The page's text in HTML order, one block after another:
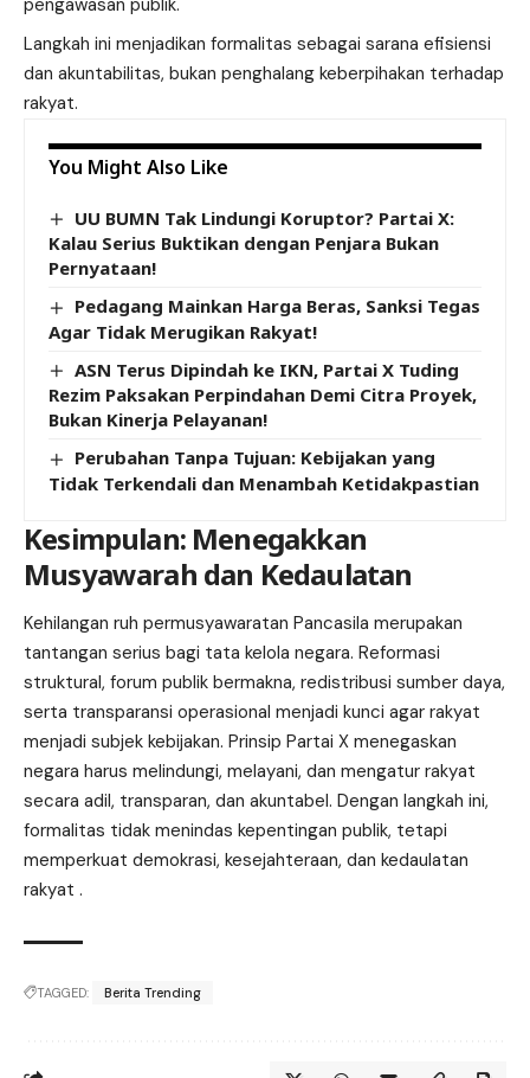
Langkah ini menjadikan formalitas sebagai sarana efisiensi
dan akuntabilitas, bukan penghalang keberpihakan terhadap
rakyat.
You Might Also Like
UU BUMN Tak Lindungi Koruptor? Partai X:
Kalau Serius Buktikan dengan Penjara Bukan
Pernyataan!
Pedagang Mainkan Harga Beras, Sanksi Tegas
Agar Tidak Merugikan Rakyat!
ASN Terus Dipindah ke IKN, Partai X Tuding
Rezim Paksakan Perpindahan Demi Citra Proyek,
Bukan Kinerja Pelayanan!
Perubahan Tanpa Tujuan: Kebijakan yang
Tidak Terkendali dan Menambah Ketidakpastian
Kesimpulan: Menegakkan
Musyawarah dan Kedaulatan
Kehilangan ruh permusyawaratan Pancasila merupakan
tantangan serius bagi tata kelola negara. Reformasi
struktural, forum publik bermakna, redistribusi sumber daya,
serta transparansi operasional menjadi kunci agar rakyat
menjadi subjek kebijakan. Prinsip Partai X menegaskan
negara harus melindungi, melayani, dan mengatur rakyat
secara adil, transparan, dan akuntabel. Dengan langkah ini,
formalitas tidak menindas kepentingan publik, tetapi
memperkuat demokrasi, kesejahteraan, dan kedaulatan
rakyat .
TAGGED: Berita Trending